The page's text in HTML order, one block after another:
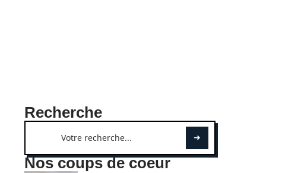
Recherche
Nos coups de coeur